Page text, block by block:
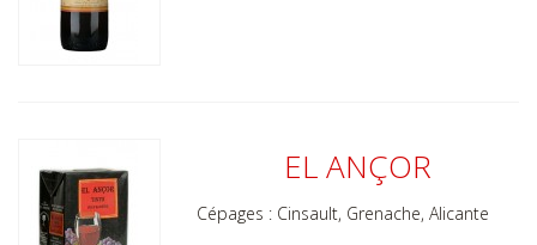
EL ANÇOR
Cépages : Cinsault, Grenache, Alicante